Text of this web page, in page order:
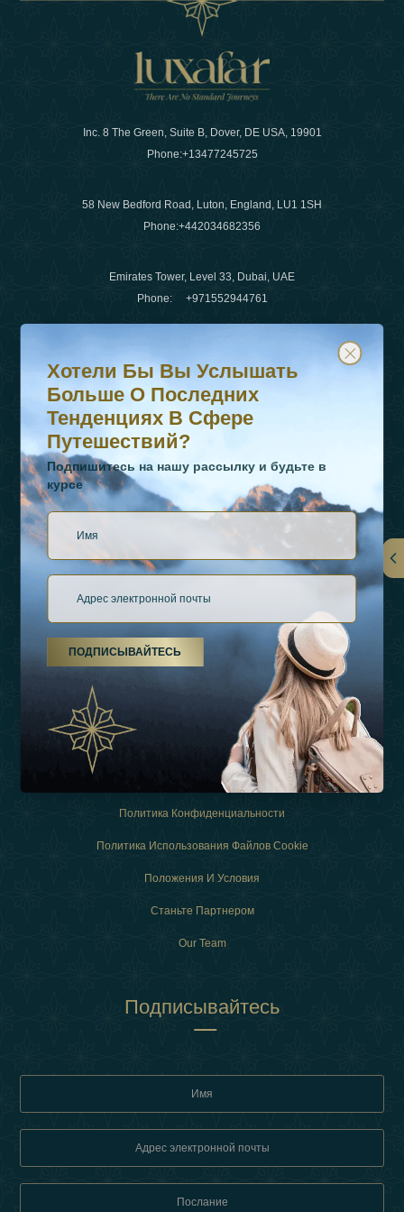
Inc. 8 The Green, Suite B, Dover, DE USA, 19901
Phone:+13477245725
58 New Bedford Road, Luton, England, LU1 1SH
Phone:+442034682356
Emirates Tower, Level 33, Dubai, UAE
Phone: +971552944761
WhatsApp Нет :+442034682356
+971552944761
О Нас
Виды Отдыха
Связаться
Политика Конфиденциальности
Политика Использования Файлов Cookie
Положения И Условия
Станьте Партнером
Our Team
Подписывайтесь
Хотели бы вы услышать больше о последних
Подпишитесь на нашу рассылку и будьте в курсе
Хотели Бы Вы Услышать
Больше О Последних
Тенденциях В Сфере
Путешествий?
Подпишитесь на нашу рассылку и будьте в
курсе
ПОДПИСЫВАЙТЕСЬ